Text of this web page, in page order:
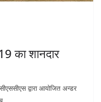
का शानदार
द्वारा आयोजित अन्डर